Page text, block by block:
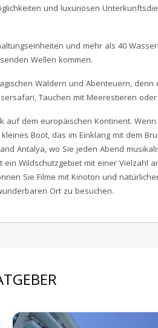
und luxuriösen
und mehr als 40
Wellen kommen.
Wäldern und Abenteuern,
Tauchen mit Meerestieren
auf dem europäischen Kontinent.
Boot, das im Einklang mit dem
Antalya, wo Sie jeden Abend
Wildschutzgebiet mit einer Vielzahl
Sie Filme mit Kinoton und
Ort zu besuchen.